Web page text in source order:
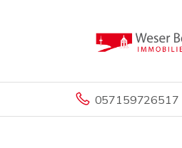
057159726517